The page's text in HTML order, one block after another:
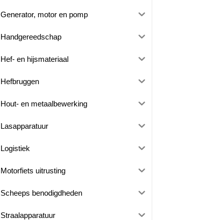
Generator, motor en pomp
Handgereedschap
Hef- en hijsmateriaal
Hefbruggen
Hout- en metaalbewerking
Lasapparatuur
Logistiek
Motorfiets uitrusting
Scheeps benodigdheden
Straalapparatuur